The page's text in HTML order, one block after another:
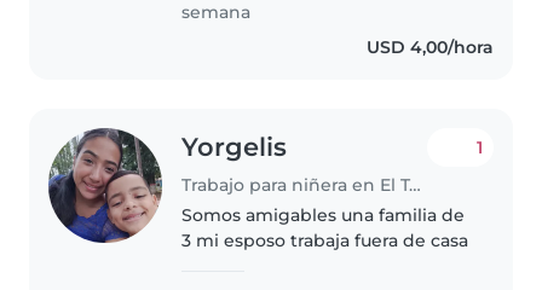
semana
USD 4,00/hora
Yorgelis
Trabajo para niñera en El Tocuyo
1
Somos amigables una familia de
3 mi esposo trabaja fuera de casa